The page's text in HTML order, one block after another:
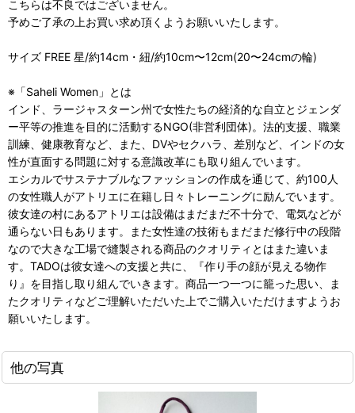
こちらは不良ではございません。
予めご了承の上お買い求め頂くようお願いいたします。
サイズ FREE 星/約14cm・紐/約10cm〜12cm(20〜24cmの輪)
※「Saheli Women」とは
インド、ラージャスターン州で女性たちの経済的な自立とジェンダ
ー平等の推進を目的に活動するNGO(非営利団体)。法的支援、職業
訓練、健康教育など、また、DVやセクハラ、差別など、インドの女
性が直面する問題に対する意識改革にも取り組んでいます。
エシカルでサステナブルなファッションの作成を通じて、約100人
の女性職人がアトリエに在籍し日々トレーニングに励んでいます。
彼女達の村にあるアトリエは設備はまだまだ不十分で、電気などが
通らない日もあります。また女性達の技術もまだまだ修行中の段階
なので大きな工場で縫製される商品のクオリティとはまた違いま
す。TADOは彼女達への支援と共に、『作り手の顔が見える物作
り』を目指し取り組んでいきます。商品一つ一つに籠った思い、ま
たクオリティなどご理解いただいた上でご購入いただけますようお
願いいたします。
他の写真